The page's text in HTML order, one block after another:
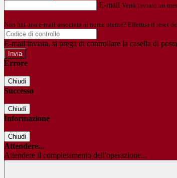
E-mail Verrà inviato un
Non hai una e-mail associata al nome utente? Effettua il reset
E-mail inviata, si prega di controllare la casella di
Errore
Chiudi
Successo
Chiudi
Informazione
Chiudi
Attendere...
Attendere il completamento dell'operazione...